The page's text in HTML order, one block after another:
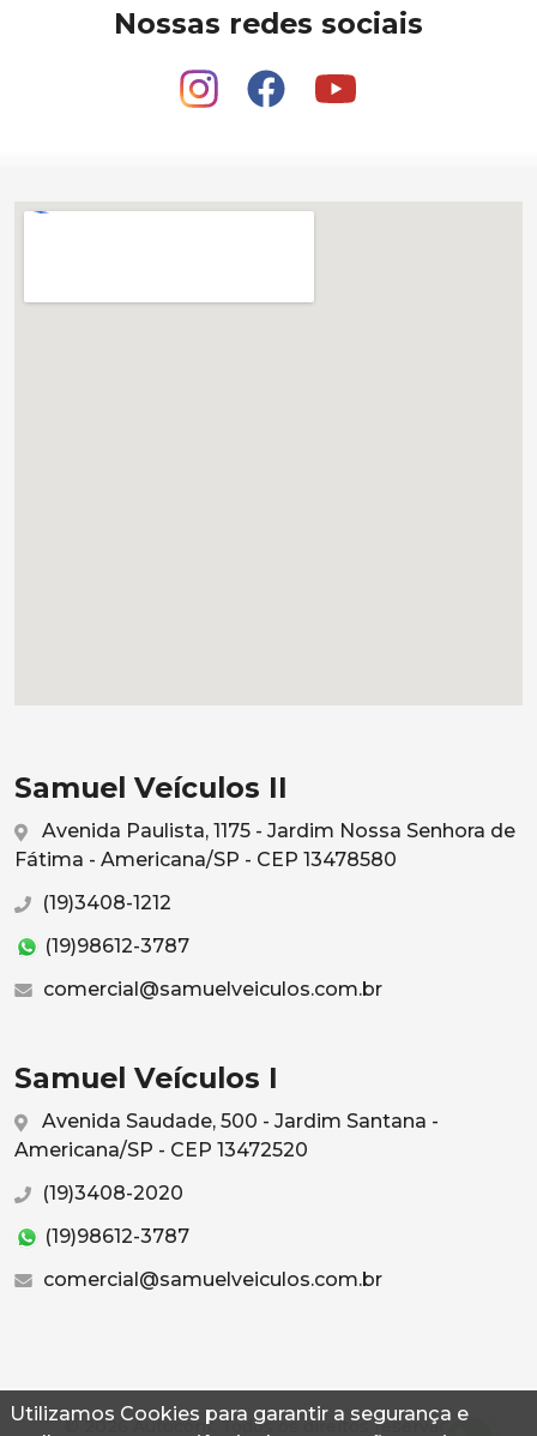
Utilizamos Cookies para garantir a segurança e
Nossas redes sociais
Samuel Veículos II
Avenida Paulista, 1175 - Jardim Nossa Senhora de
Fátima - Americana/SP - CEP 13478580
(19)3408-1212
(19)98612-3787
comercial@samuelveiculos.com.br
Samuel Veículos I
Avenida Saudade, 500 - Jardim Santana -
Americana/SP - CEP 13472520
(19)3408-2020
(19)98612-3787
comercial@samuelveiculos.com.br
© 2026 Autoconf. Todos os direitos reservados.